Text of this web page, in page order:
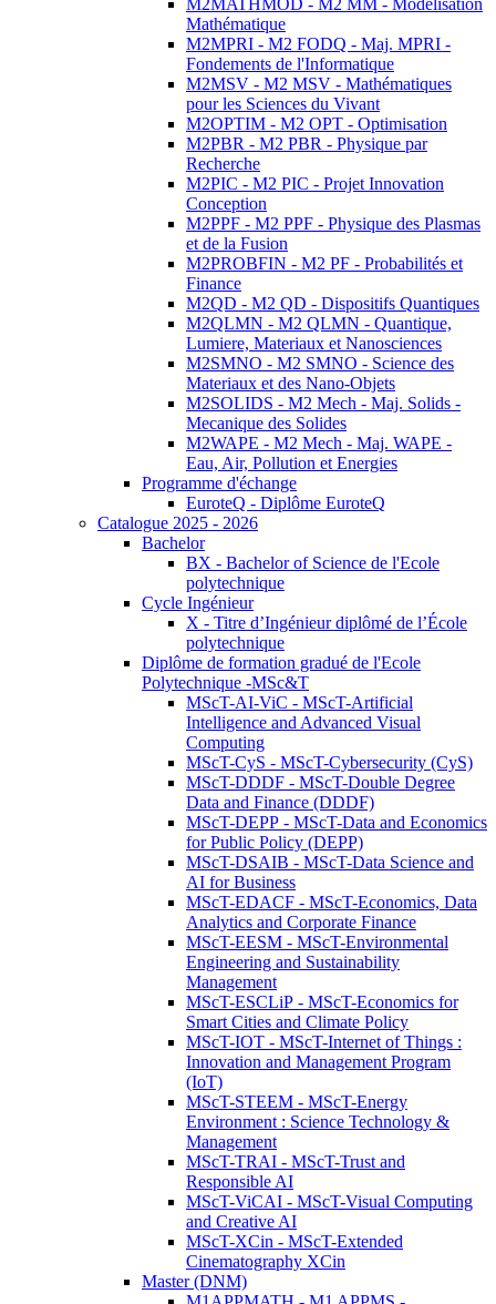
M2MATHMOD - M2 MM - Modélisation
Mathématique
M2MPRI - M2 FODQ - Maj. MPRI -
Fondements de l'Informatique
M2MSV - M2 MSV - Mathématiques
pour les Sciences du Vivant
M2OPTIM - M2 OPT - Optimisation
M2PBR - M2 PBR - Physique par
Recherche
M2PIC - M2 PIC - Projet Innovation
Conception
M2PPF - M2 PPF - Physique des Plasmas
et de la Fusion
M2PROBFIN - M2 PF - Probabilités et
Finance
M2QD - M2 QD - Dispositifs Quantiques
M2QLMN - M2 QLMN - Quantique,
Lumiere, Materiaux et Nanosciences
M2SMNO - M2 SMNO - Science des
Materiaux et des Nano-Objets
M2SOLIDS - M2 Mech - Maj. Solids -
Mecanique des Solides
M2WAPE - M2 Mech - Maj. WAPE -
Eau, Air, Pollution et Energies
Programme d'échange
EuroteQ - Diplôme EuroteQ
Catalogue 2025 - 2026
Bachelor
BX - Bachelor of Science de l'Ecole
polytechnique
Cycle Ingénieur
X - Titre d’Ingénieur diplômé de l’École
polytechnique
Diplôme de formation gradué de l'Ecole
Polytechnique -MSc&T
MScT-AI-ViC - MScT-Artificial
Intelligence and Advanced Visual
Computing
MScT-CyS - MScT-Cybersecurity (CyS)
MScT-DDDF - MScT-Double Degree
Data and Finance (DDDF)
MScT-DEPP - MScT-Data and Economics
for Public Policy (DEPP)
MScT-DSAIB - MScT-Data Science and
AI for Business
MScT-EDACF - MScT-Economics, Data
Analytics and Corporate Finance
MScT-EESM - MScT-Environmental
Engineering and Sustainability
Management
MScT-ESCLiP - MScT-Economics for
Smart Cities and Climate Policy
MScT-IOT - MScT-Internet of Things :
Innovation and Management Program
(IoT)
MScT-STEEM - MScT-Energy
Environment : Science Technology &
Management
MScT-TRAI - MScT-Trust and
Responsible AI
MScT-ViCAI - MScT-Visual Computing
and Creative AI
MScT-XCin - MScT-Extended
Cinematography XCin
Master (DNM)